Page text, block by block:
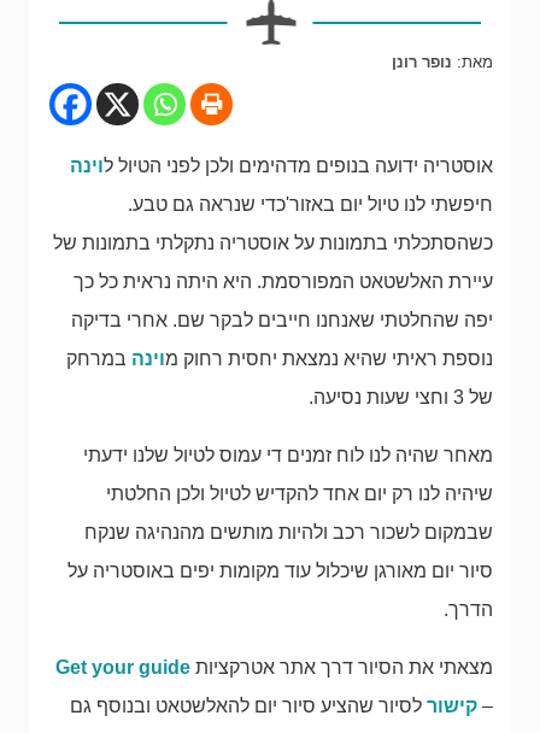
מאת: נופר רונן
אוסטריה ידועה בנופים מדהימים ולכן לפני הטיול לוינה
חיפשתי לנו טיול יום באזור'כדי שנראה גם טבע.
כשהסתכלתי בתמונות על אוסטריה נתקלתי בתמונות של
עיירת האלשטאט המפורסמת. היא היתה נראית כל כך
יפה שהחלטתי שאנחנו חייבים לבקר שם. אחרי בדיקה
נוספת ראיתי שהיא נמצאת יחסית רחוק מוינה במרחק
של 3 וחצי שעות נסיעה.
מאחר שהיה לנו לוח זמנים די עמוס לטיול שלנו ידעתי
שיהיה לנו רק יום אחד להקדיש לטיול ולכן החלטתי
שבמקום לשכור רכב ולהיות מותשים מהנהיגה שנקח
סיור יום מאורגן שיכלול עוד מקומות יפים באוסטריה על
הדרך.
מצאתי את הסיור דרך אתר אטרקציות Get your guide
– קישור לסיור שהציע סיור יום להאלשטאט ובנוסף גם